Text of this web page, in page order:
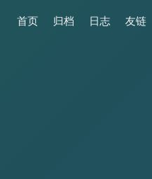
首页 归档 日志 友链